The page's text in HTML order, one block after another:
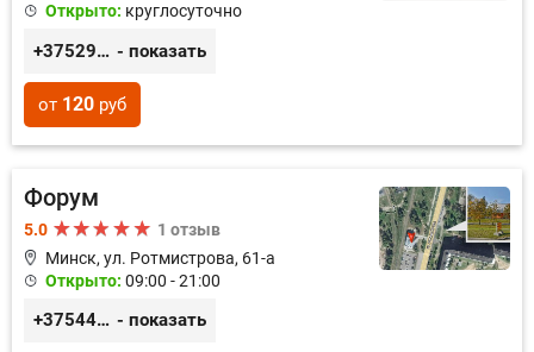
Открыто: круглосуточно
+375296102948 - показать
от 120 руб
Форум
5.0
1 отзыв
Минск, ул. Ротмистрова, 61-а
Открыто: 09:00 - 21:00
+375445000222 - показать